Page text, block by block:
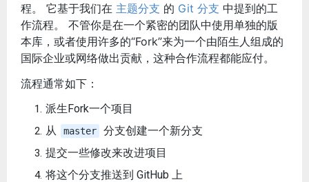
程。 它基于我们在 主题分支 的 Git 分支 中提到的工
作流程。 不管你是在一个紧密的团队中使用单独的版
本库，或者使用许多的“Fork”来为一个由陌生人组成的
国际企业或网络做出贡献，这种合作流程都能应付。
流程通常如下：
派生Fork一个项目
从
master
分支创建一个新分支
提交一些修改来改进项目
将这个分支推送到 GitHub 上